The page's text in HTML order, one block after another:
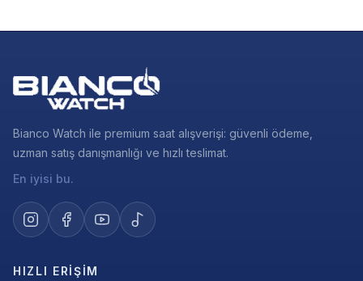
Bianco Watch ile premium saat alışverişi: güvenli ödeme,
uzman satış danışmanlığı ve hızlı teslimat.
En iyisi bu.
HIZLI ERIŞIM